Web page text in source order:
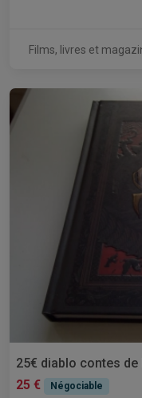
Films, livres et
25€ diablo contes
25 €
Négociable